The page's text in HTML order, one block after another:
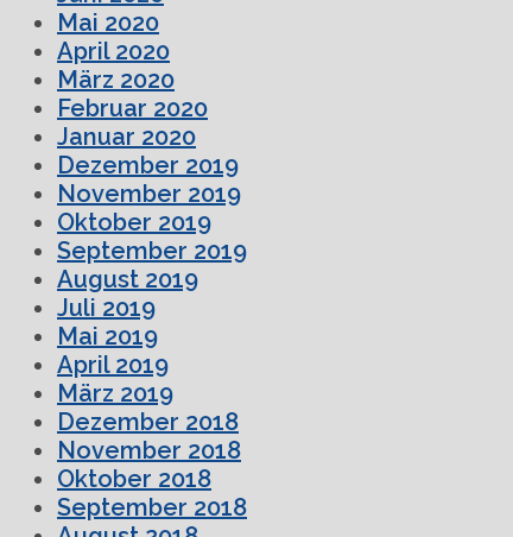
Mai 2020
April 2020
März 2020
Februar 2020
Januar 2020
Dezember 2019
November 2019
Oktober 2019
September 2019
August 2019
Juli 2019
Mai 2019
April 2019
März 2019
Dezember 2018
November 2018
Oktober 2018
September 2018